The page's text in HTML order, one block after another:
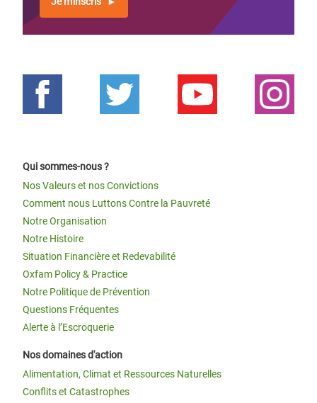
Qui sommes-nous ?
Nos Valeurs et nos Convictions
Comment nous Luttons Contre la Pauvreté
Notre Organisation
Notre Histoire
Situation Financière et Redevabilité
Oxfam Policy & Practice
Notre Politique de Prévention
Questions Fréquentes
Alerte à l’Escroquerie
Nos domaines d'action
Alimentation, Climat et Ressources Naturelles
Conflits et Catastrophes